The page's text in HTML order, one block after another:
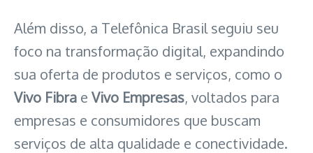
Além disso, a Telefônica Brasil seguiu seu
foco na transformação digital, expandindo
sua oferta de produtos e serviços, como o
Vivo Fibra e Vivo Empresas, voltados para
empresas e consumidores que buscam
serviços de alta qualidade e conectividade.